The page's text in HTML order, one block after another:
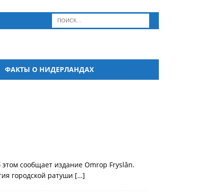
ФАКТЫ О НИДЕРЛАНДАХ
сообщает издание Omrop Fryslân.
городской ратуши […]